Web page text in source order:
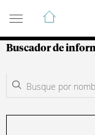
Guía de
Buscador de